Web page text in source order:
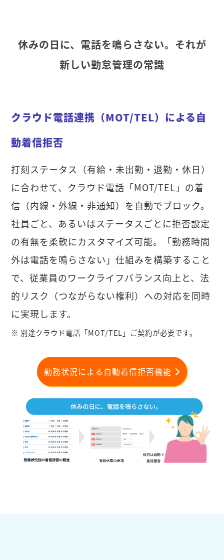
休みの日に、電話を鳴らさない。それが
新しい勤怠管理の常識
クラウド電話連携（MOT/TEL）による自
動着信拒否
打刻ステータス（有給・未出勤・退勤・休日）
に合わせて、クラウド電話「MOT/TEL」の着
信（内線・外線・非通知）を自動でブロック。
社員ごと、あるいはステータスごとに拒否設定
の有無を柔軟にカスタマイズ可能。「勤務時間
外は電話を鳴らさない」仕組みを構築すること
で、従業員のワークライフバランス向上と、法
的リスク（つながらない権利）への対応を同時
に実現します。
※ 別途クラウド電話「MOT/TEL」ご契約が必要です。
勤務状況による自動着信拒否機能